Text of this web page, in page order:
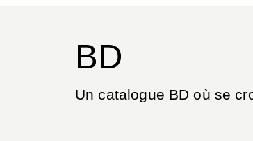
BD
Un catalogue BD où se